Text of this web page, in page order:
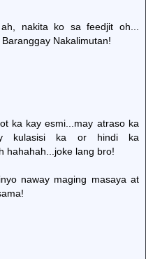
nakita ko sa feedjit oh...
Nakalimutan!
ka kay esmi...may atraso ka
kulasisi ka or hindi ka
hahahah...joke lang bro!
naway maging masaya at